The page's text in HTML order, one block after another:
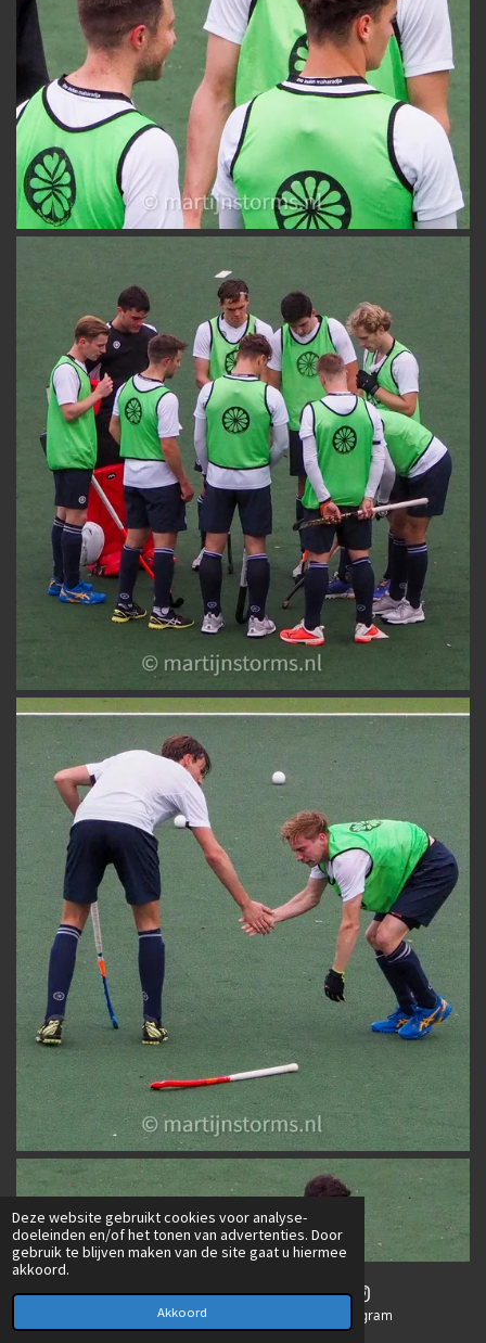
Deze website gebruikt cookies voor analyse-
doeleinden en/of het tonen van advertenties. Door
gebruik te blijven maken van de site gaat u hiermee
akkoord.
Akkoord
E-mailadres Instagram